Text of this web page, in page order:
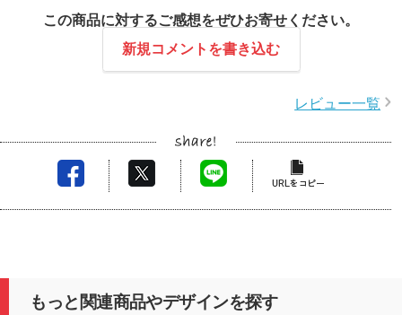
この商品に対するご感想をぜひお寄せください。
新規コメントを書き込む
レビュー一覧
もっと関連商品やデザインを探す